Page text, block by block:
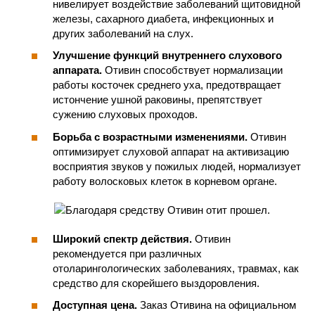
нивелирует воздействие заболеваний щитовидной
железы, сахарного диабета, инфекционных и
других заболеваний на слух.
Улучшение функций внутреннего слухового
аппарата. Отивин способствует нормализации
работы косточек среднего уха, предотвращает
истончение ушной раковины, препятствует
сужению слуховых проходов.
Борьба с возрастными изменениями. Отивин
оптимизирует слуховой аппарат на активизацию
восприятия звуков у пожилых людей, нормализует
работу волосковых клеток в корневом органе.
Широкий спектр действия. Отивин
рекомендуется при различных
отоларингологических заболеваниях, травмах, как
средство для скорейшего выздоровления.
Доступная цена. Заказ Отивина на официальном